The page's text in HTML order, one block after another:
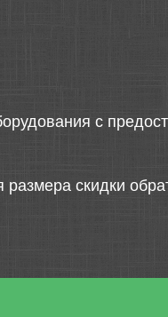
с
скидки